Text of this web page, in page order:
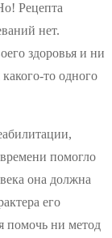
Рецепта
нет.
здоровья и ни
то одного
помогло
она должна
его
помочь ни метод